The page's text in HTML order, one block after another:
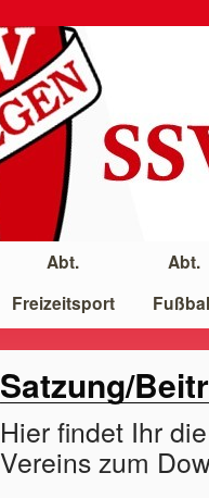
Abt.
Freizeitsport
Abt.
Satzung/
Hier findet Ihr
Vereins zum